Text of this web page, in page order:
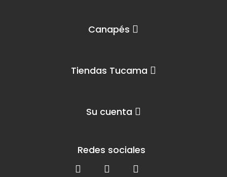
Canapés
Tiendas Tucama
Su cuenta
Redes sociales